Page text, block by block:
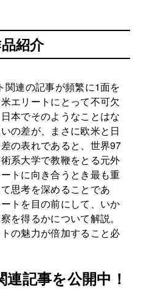
紹介
関連の記事が頻繁に1面を
エリートにとって不可欠
本でそのようなことはな
の差が、まさに欧米と日
の表れであると、世界97
系大学で教鞭をとる元外
トに向き合うとき最も重
思考を深めることであ
トを目の前にして、いか
を得るかについて解説。
の魅力が倍加すること必
記事を公開中！